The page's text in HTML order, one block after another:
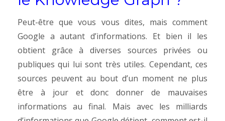
Peut-être que vous vous dites, mais comment
Google a autant d’informations. Et bien il les
obtient grâce à diverses sources privées ou
publiques qui lui sont très utiles. Cependant, ces
sources peuvent au bout d’un moment ne plus
être à jour et donc donner de mauvaises
informations au final. Mais avec les milliards